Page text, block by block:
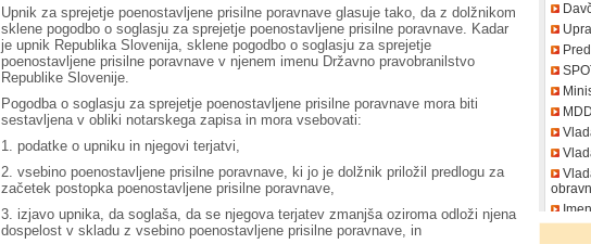
Upnik za sprejetje poenostavljene prisilne poravnave glasuje tako, da z dolžnikom
sklene pogodbo o soglasju za sprejetje poenostavljene prisilne poravnave. Kadar
je upnik Republika Slovenija, sklene pogodbo o soglasju za sprejetje
poenostavljene prisilne poravnave v njenem imenu Državno pravobranilstvo
Republike Slovenije.
Pogodba o soglasju za sprejetje poenostavljene prisilne poravnave mora biti
sestavljena v obliki notarskega zapisa in mora vsebovati:
1. podatke o upniku in njegovi terjatvi,
2. vsebino poenostavljene prisilne poravnave, ki jo je dolžnik priložil predlogu za
začetek postopka poenostavljene prisilne poravnave,
3. izjavo upnika, da soglaša, da se njegova terjatev zmanjša oziroma odloži njena
dospelost v skladu z vsebino poenostavljene prisilne poravnave, in
DDV